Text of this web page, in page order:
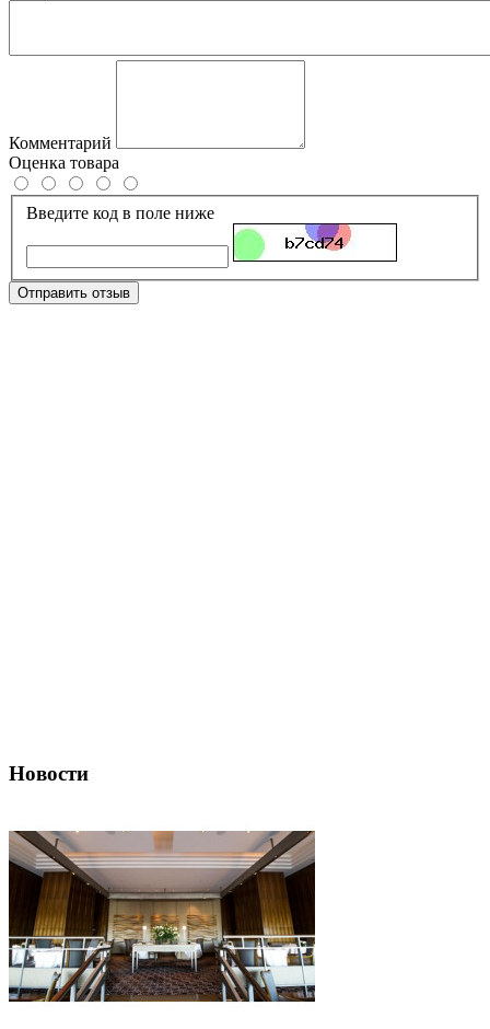
Комментарий
Оценка товара
Введите код в поле ниже
Отправить отзыв
Новости